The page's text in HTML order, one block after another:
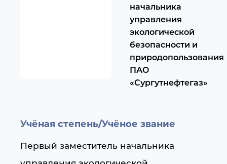
начальника
управления
экологической
безопасности и
природопользования
ПАО
«Сургутнефтегаз»
Учёная степень/Учёное звание
Первый заместитель начальника